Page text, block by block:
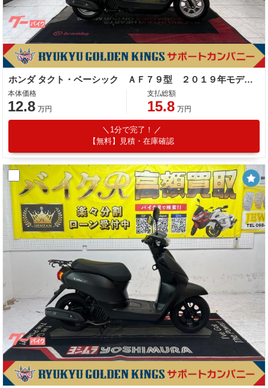
ホンダ タクト・ベーシック ＡＦ７９型 ２０１９年モデル リアキャリア
本体価格
12.8 万円
支払総額
15.8 万円
1分で完了！
【無料】見積・在庫確認